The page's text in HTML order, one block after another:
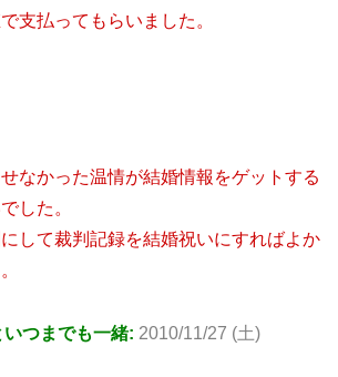
支払ってもらいました。
なかった温情が結婚情報をゲットする
した。
して裁判記録を結婚祝いにすればよか
つまでも一緒: 2010/11/27 (土)